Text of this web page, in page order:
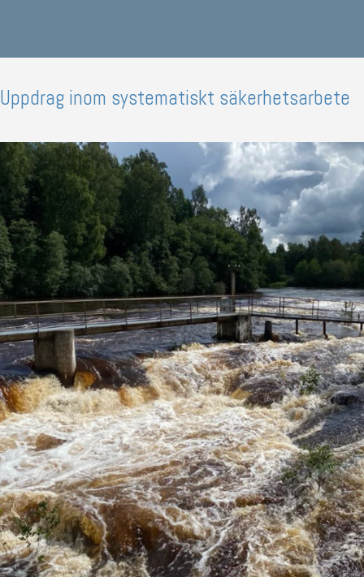
Uppdrag inom systematiskt säkerhetsarbete